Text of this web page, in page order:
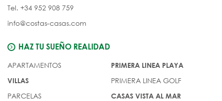
Tel. +34 952 908 759
info@costas-casas.com
HAZ TU SUEÑO REALIDAD
APARTAMENTOS
VILLAS
PARCELAS
PRIMERA LINEA PLAYA
PRIMERA LINEA GOLF
CASAS VISTA AL MAR